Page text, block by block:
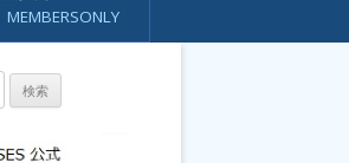
MEMBERSONLY